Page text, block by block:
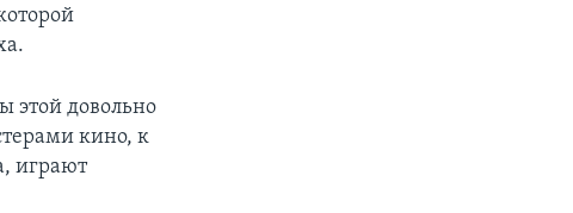
этой довольно
кино, к
играют